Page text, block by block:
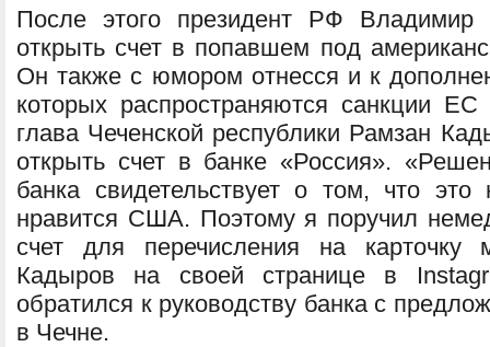
После этого президент РФ Владимир
открыть счет в попавшем под
Он также с юмором отнесся и к
которых распространяются санкции
глава Чеченской республики Рамзан
открыть счет в банке «Россия».
банка свидетельствует о том, что
нравится США. Поэтому я поручил
счет для перечисления на
Кадыров на своей странице в
обратился к руководству банка с
в Чечне.